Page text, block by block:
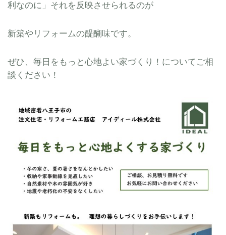
利なのに」それを反映させられるのが
新築やリフォームの醍醐味です。
ぜひ、毎日をもっと心地よい家づくり！についてご相
談ください！